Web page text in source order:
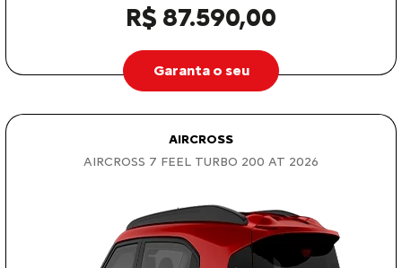
R$ 87.590,00
Garanta o seu
AIRCROSS
AIRCROSS 7 FEEL TURBO 200 AT 2026